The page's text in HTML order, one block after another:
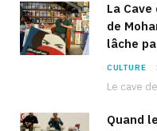
La
de
lâche
CULTURE
Quand